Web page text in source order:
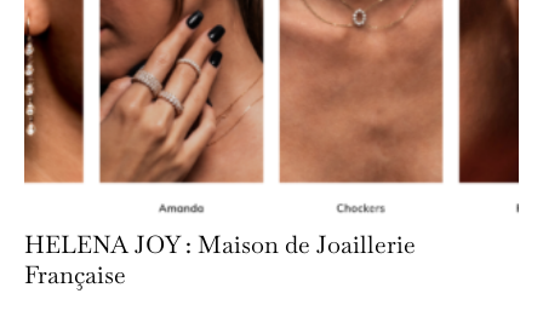
HELENA JOY : Maison de Joaillerie
Française